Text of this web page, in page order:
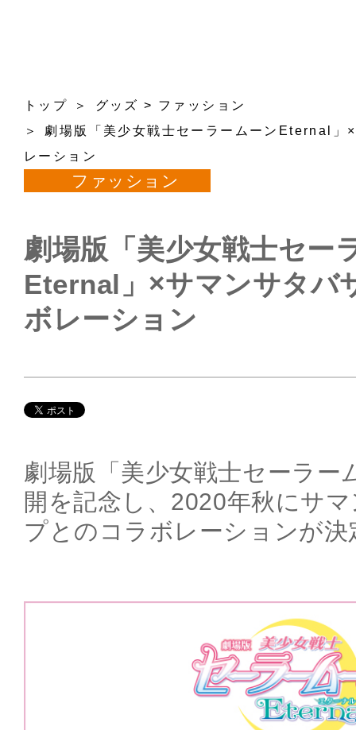
トップ グッズ > ファッション
劇場版「美少女戦士セーラームーンEternal」
レーション
ファッション
劇場版「美少女戦士セー
Eternal」×サマンサタバ
ボレーション
劇場版「美少女戦士セーラー
開を記念し、2020年秋にサ
プとのコラボレーションが